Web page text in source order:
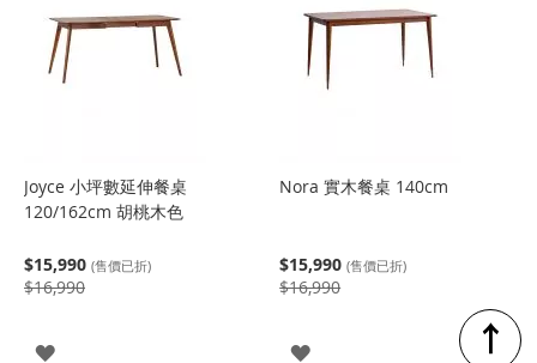
Joyce 小坪數延伸餐桌
120/162cm 胡桃木色
$15,990 (售價已折)
$16,990
登
Nora 實木餐桌 140cm
$15,990 (售價已折)
$16,990
登
↑